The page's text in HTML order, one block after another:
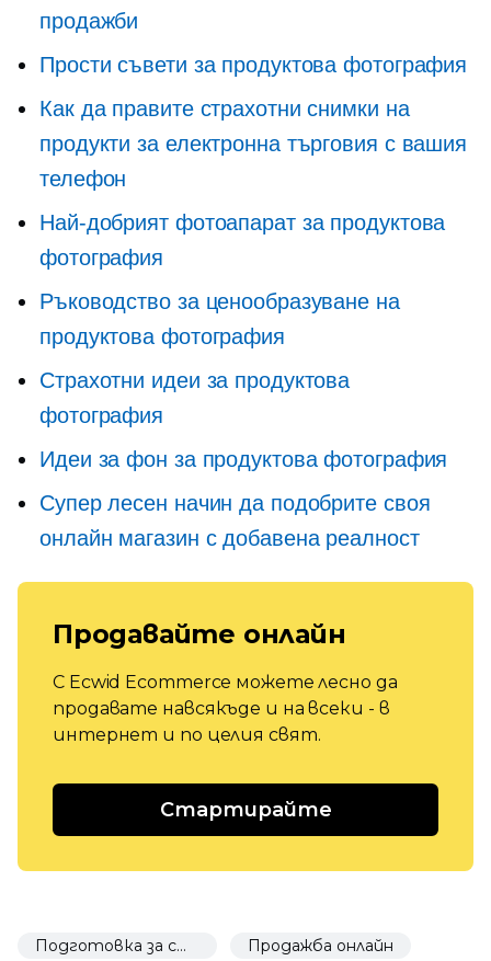
продажби
Прости съвети за продуктова фотография
Как да правите страхотни снимки на
продукти за електронна търговия с вашия
телефон
Най-добрият фотоапарат за продуктова
фотография
Ръководство за ценообразуване на
продуктова фотография
Страхотни идеи за продуктова
фотография
Идеи за фон за продуктова фотография
Супер лесен начин да подобрите своя
онлайн магазин с добавена реалност
Продавайте онлайн
С Ecwid Ecommerce можете лесно да
продавате навсякъде и на всеки - в
интернет и по целия свят.
Стартирайте
Подготовка за стартиране Продажба онлайн